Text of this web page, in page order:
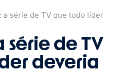
a série de TV que todo líder
série de TV
deveria